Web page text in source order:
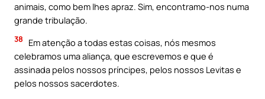
animais, como bem lhes apraz. Sim, encontramo-nos numa
grande tribulação.
38
Em atenção a todas estas coisas, nós mesmos
celebramos uma aliança, que escrevemos e que é
assinada pelos nossos príncipes, pelos nossos Levitas e
pelos nossos sacerdotes.